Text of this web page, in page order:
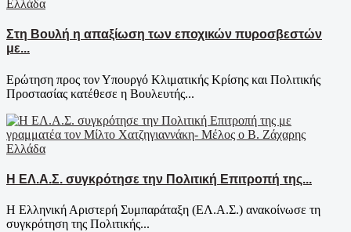
Ελλάδα
Στη Βουλή η απαξίωση των εποχικών πυροσβεστών
με...
Ερώτηση προς τον Υπουργό Κλιματικής Κρίσης και Πολιτικής
Προστασίας κατέθεσε η Βουλευτής...
Ελλάδα
Η ΕΛ.Α.Σ. συγκρότησε την Πολιτική Επιτροπή της...
Η Ελληνική Αριστερή Συμπαράταξη (ΕΛ.Α.Σ.) ανακοίνωσε τη
συγκρότηση της Πολιτικής...